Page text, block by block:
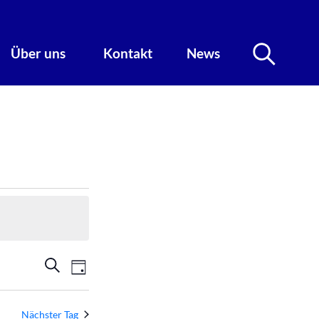
Über uns Kontakt News
Veranstaltungen
Suche
SucheVeranstaltung
Ansichten-
Navigation
Tag
Nächster Tag